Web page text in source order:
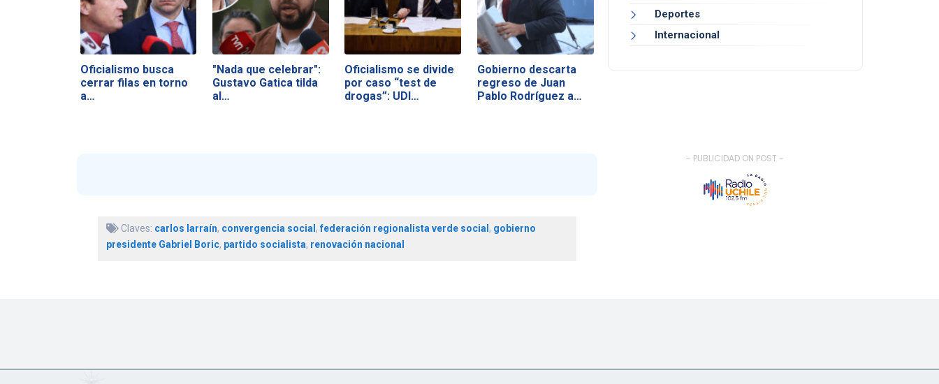
Oficialismo busca
cerrar filas en torno
a…
"Nada que celebrar":
Gustavo Gatica tilda
al…
Oficialismo se divide
por caso “test de
drogas”: UDI…
Gobierno descarta
regreso de Juan
Pablo Rodríguez a
Claves: carlos larraín, convergencia social ,federación regionalista verde social , gobierno
presidente Gabriel Boric, partido socialista, renovación nacional
Deportes
Internacional
- PUBLICIDAD ON POST -